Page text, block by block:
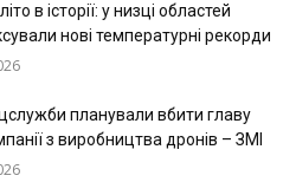
в історії: у низці областей
нові температурні рекорди
планували вбити главу
з виробництва дронів – ЗМІ